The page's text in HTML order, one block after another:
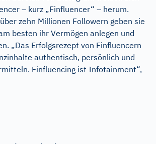
– kurz „Finfluencer“ – herum.
zehn Millionen Followern geben sie
besten ihr Vermögen anlegen und
„Das Erfolgsrezept von Finfluencern
authentisch, persönlich und
Finfluencing ist Infotainment“,